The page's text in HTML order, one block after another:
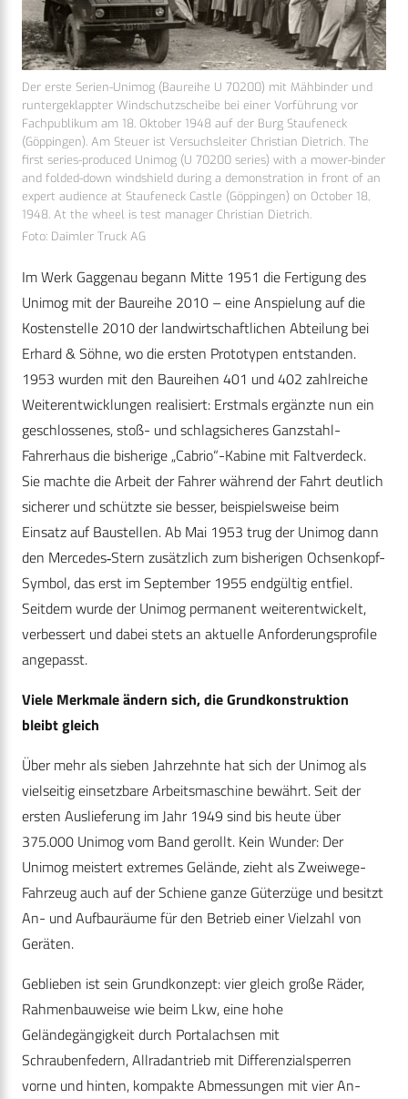
Der erste Serien-Unimog (Baureihe U 70200) mit Mähbinder und
runtergeklappter Windschutzscheibe bei einer Vorführung vor
Fachpublikum am 18. Oktober 1948 auf der Burg Staufeneck
(Göppingen). Am Steuer ist Versuchsleiter Christian Dietrich. The
first series-produced Unimog (U 70200 series) with a mower-binder
and folded-down windshield during a demonstration in front of an
expert audience at Staufeneck Castle (Göppingen) on October 18,
1948. At the wheel is test manager Christian Dietrich.
Foto: Daimler Truck AG
Im Werk Gaggenau begann Mitte 1951 die Fertigung des
Unimog mit der Baureihe 2010 – eine Anspielung auf die
Kostenstelle 2010 der landwirtschaftlichen Abteilung bei
Erhard & Söhne, wo die ersten Prototypen entstanden.
1953 wurden mit den Baureihen 401 und 402 zahlreiche
Weiterentwicklungen realisiert: Erstmals ergänzte nun ein
geschlossenes, stoß- und schlagsicheres Ganzstahl-
Fahrerhaus die bisherige „Cabrio“-Kabine mit Faltverdeck.
Sie machte die Arbeit der Fahrer während der Fahrt deutlich
sicherer und schützte sie besser, beispielsweise beim
Einsatz auf Baustellen. Ab Mai 1953 trug der Unimog dann
den Mercedes‑Stern zusätzlich zum bisherigen Ochsenkopf-
Symbol, das erst im September 1955 endgültig entfiel.
Seitdem wurde der Unimog permanent weiterentwickelt,
verbessert und dabei stets an aktuelle Anforderungsprofile
angepasst.
Viele Merkmale ändern sich, die Grundkonstruktion
bleibt gleich
Über mehr als sieben Jahrzehnte hat sich der Unimog als
vielseitig einsetzbare Arbeitsmaschine bewährt. Seit der
ersten Auslieferung im Jahr 1949 sind bis heute über
375.000 Unimog vom Band gerollt. Kein Wunder: Der
Unimog meistert extremes Gelände, zieht als Zweiwege-
Fahrzeug auch auf der Schiene ganze Güterzüge und besitzt
An- und Aufbauräume für den Betrieb einer Vielzahl von
Geräten.
Geblieben ist sein Grundkonzept: vier gleich große Räder,
Rahmenbauweise wie beim Lkw, eine hohe
Geländegängigkeit durch Portalachsen mit
Schraubenfedern, Allradantrieb mit Differenzialsperren
vorne und hinten, kompakte Abmessungen mit vier An-